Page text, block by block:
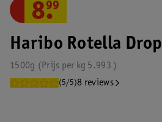
Haribo Rotella Drop
1500g 5.993
Prijs per kg
(5/5)8 reviews
8.
99